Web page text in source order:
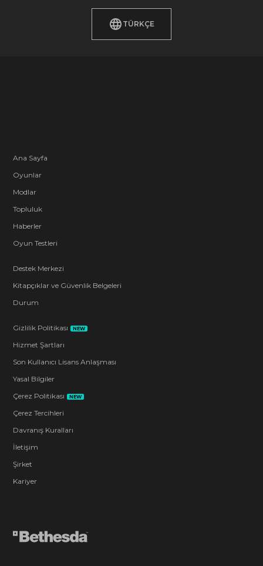
TÜRKÇE
Ana Sayfa
Oyunlar
Modlar
Topluluk
Haberler
Oyun Testleri
Destek Merkezi
Kitapçıklar ve Güvenlik Belgeleri
Durum
Gizlilik Politikası NEW
Hizmet Şartları
Son Kullanıcı Lisans Anlaşması
Yasal Bilgiler
Çerez Politikası
NEW
Çerez Tercihleri
Davranış Kuralları
İletişim
Şirket
Kariyer